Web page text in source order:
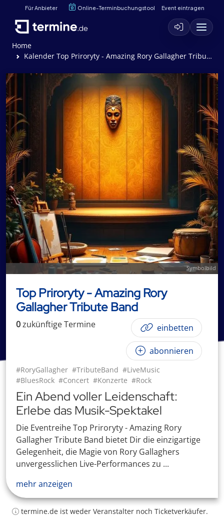
Für Anbieter Online-Terminbuchungstool Event eintragen
Home
Kalender Top Priroryty - Amazing Rory Gallagher Tribute Band
Symbolbild
Top Priroryty - Amazing Rory
Gallagher Tribute Band
0zukünftigeTermine einbetten
abonnieren
#RoryGallagher #TributeBand #LiveMusic
#BluesRock #Concert #Konzerte #Rock
Ein Abend voller Leidenschaft:
Erlebe das Musik-Spektakel
Die Eventreihe Top Priroryty - Amazing Rory
Gallagher Tribute Band bietet Dir die einzigartige
Gelegenheit, die Magie von Rory Gallaghers
unvergesslichen Live-Performances zu ...
mehr anzeigen
termine.de ist weder Veranstalter noch Ticketverkäufer.